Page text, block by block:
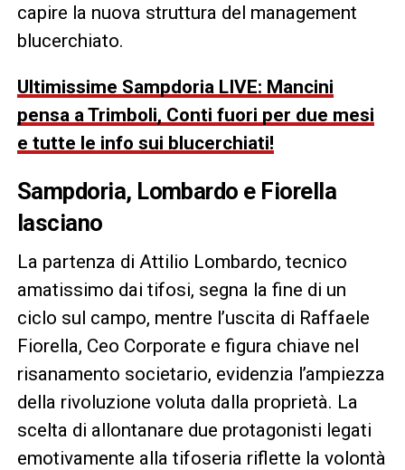
capire la nuova struttura del management
blucerchiato.
Ultimissime Sampdoria LIVE: Mancini
pensa a Trimboli, Conti fuori per due mesi
e tutte le info sui blucerchiati!
Sampdoria, Lombardo e Fiorella
lasciano
La partenza di Attilio Lombardo, tecnico
amatissimo dai tifosi, segna la fine di un
ciclo sul campo, mentre l’uscita di Raffaele
Fiorella, Ceo Corporate e figura chiave nel
risanamento societario, evidenzia l’ampiezza
della rivoluzione voluta dalla proprietà. La
scelta di allontanare due protagonisti legati
emotivamente alla tifoseria riflette la volontà